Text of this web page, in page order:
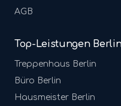
AGB
Top-Leistungen
Treppenhaus Berlin
Büro Berlin
Hausmeister Berlin